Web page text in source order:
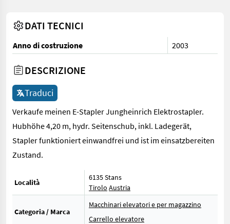
DATI TECNICI
Anno di costruzione 2003
DESCRIZIONE
Traduci
Verkaufe meinen E-Stapler Jungheinrich Elektrostapler.
Hubhöhe 4,20 m, hydr. Seitenschub, inkl. Ladegerät,
Stapler funktioniert einwandfrei und ist im einsatzbereiten
Zustand.
Località
6135 Stans
Tirolo Austria
Categoria / Marca
Macchinari elevatori e per magazzino
Carrello elevatore